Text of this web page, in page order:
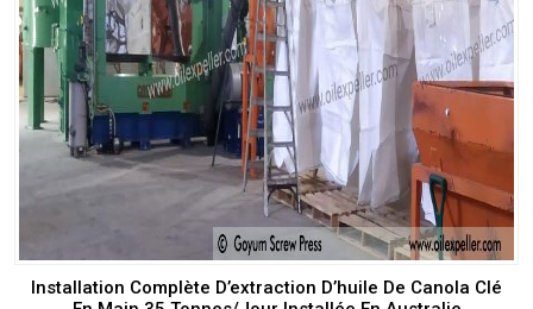
Installation Complète D’extraction D’huile De Canola Clé